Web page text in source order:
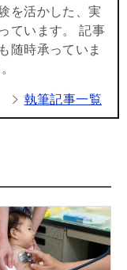
を活かした、実
ています。 記事
随時承っていま
執筆記事一覧